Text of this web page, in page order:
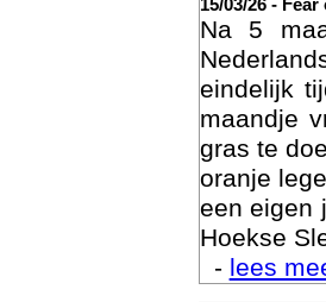
15/03/26 -
Na 5
eindelijk
maandje
gras te
oranje
een eigen
Hoekse
- lees